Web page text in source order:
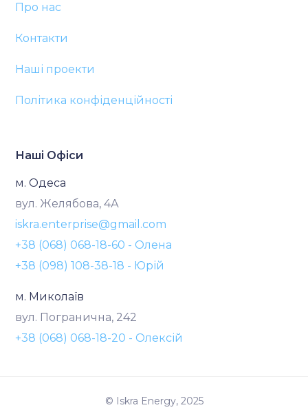
Про нас
Контакти
Наші проекти
Політика конфіденційності
Наші Офіси
м. Одеса
вул. Желябова, 4А
iskra.enterprise@gmail.com
+38 (068) 068-18-60 - Олена
+38 (098) 108-38-18 - Юрій
м. Миколаїв
вул. Погранична, 242
+38 (068) 068-18-20 - Олексій
© Iskra Energy, 2025